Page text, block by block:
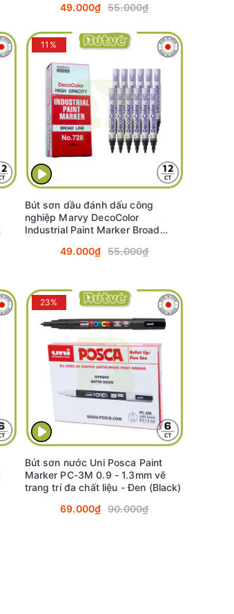
49.000₫ 55.000₫
11%
Bút sơn dầu đánh dấu công
nghiệp Marvy DecoColor
Industrial Paint Marker Broad
49.000₫ 55.000₫
23%
Bút sơn nước Uni Posca Paint
Marker PC-3M 0.9 - 1.3mm vẽ
trang trí đa chất liệu - Đen (Black)
69.000₫ 90.000₫